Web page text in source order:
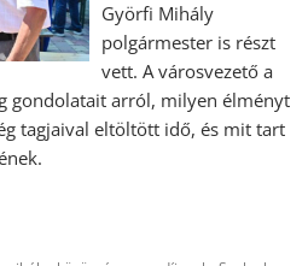
Györfi Mihály
polgármester is részt
vett. A városvezető a
gondolatait arról, milyen élményt
tagjaival eltöltött idő, és mit tart